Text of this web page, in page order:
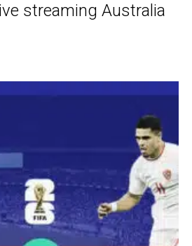
streaming Australia